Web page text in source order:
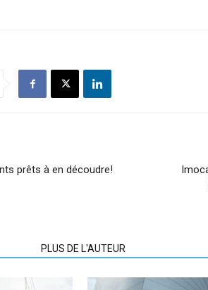
prêts à en découdre!
PLUS DE L'AUTEUR